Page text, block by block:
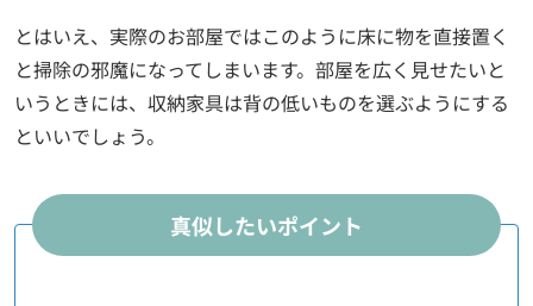
とはいえ、実際のお部屋ではこのように床に物を直接置く
と掃除の邪魔になってしまいます。部屋を広く見せたいと
いうときには、収納家具は背の低いものを選ぶようにする
といいでしょう。
真似したいポイント